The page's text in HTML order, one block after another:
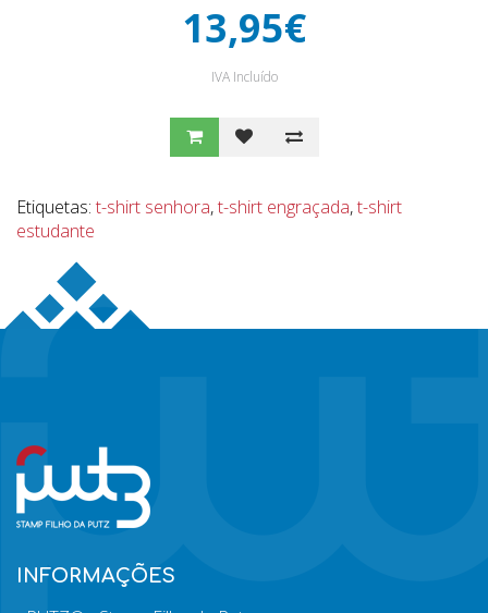
13,95€
IVA Incluído
Etiquetas: t-shirt senhora,t-shirt engraçada,t-shirt
estudante
INFORMAÇÕES